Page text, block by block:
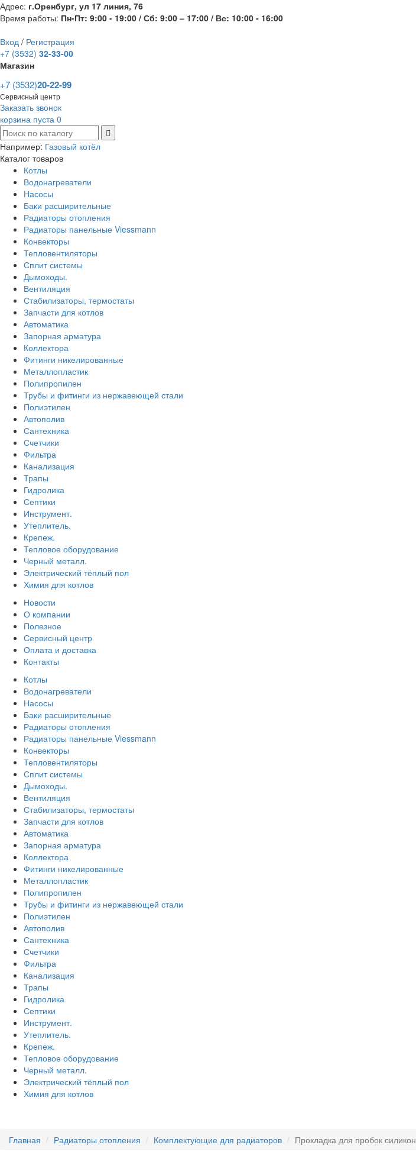
Адрес: г.Оренбург, ул 17 линия, 76
Время работы: Пн-Пт: 9:00 - 19:00 / Сб: 9:00 – 17:00 / Вс: 10:00 - 16:00
Вход / Регистрация
+7 (3532) 32-33-00
Магазин
+7 (3532)20-22-99
Сервисный центр
Заказать звонок
корзина пуста 0
Например: Газовый котёл
Каталог товаров
Котлы
Водонагреватели
Насосы
Баки расширительные
Радиаторы отопления
Радиаторы панельные Viessmann
Конвекторы
Тепловентиляторы
Сплит системы
Дымоходы.
Вентиляция
Стабилизаторы, термостаты
Запчасти для котлов
Автоматика
Запорная арматура
Коллектора
Фитинги никелированные
Металлопластик
Полипропилен
Трубы и фитинги из нержавеющей стали
Полиэтилен
Автополив
Сантехника
Счетчики
Фильтра
Канализация
Трапы
Гидролика
Септики
Инструмент.
Утеплитель.
Крепеж.
Тепловое оборудование
Черный металл.
Электрический тёплый пол
Химия для котлов
Новости
О компании
Полезное
Сервисный центр
Оплата и доставка
Контакты
Котлы
Водонагреватели
Насосы
Баки расширительные
Радиаторы отопления
Радиаторы панельные Viessmann
Конвекторы
Тепловентиляторы
Сплит системы
Дымоходы.
Вентиляция
Стабилизаторы, термостаты
Запчасти для котлов
Автоматика
Запорная арматура
Коллектора
Фитинги никелированные
Металлопластик
Полипропилен
Трубы и фитинги из нержавеющей стали
Полиэтилен
Автополив
Сантехника
Счетчики
Фильтра
Канализация
Трапы
Гидролика
Септики
Инструмент.
Утеплитель.
Крепеж.
Тепловое оборудование
Черный металл.
Электрический тёплый пол
Химия для котлов
Главная Радиаторы отопления Комплектующие для радиаторов Прокладка для пробок силикон